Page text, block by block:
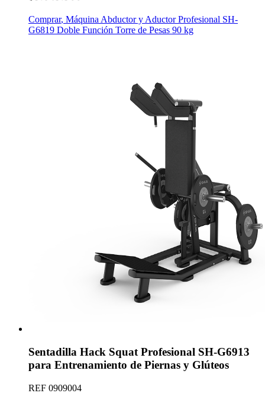
Comprar, Máquina Abductor y Aductor Profesional SH-
G6819 Doble Función Torre de Pesas 90 kg
Sentadilla Hack Squat Profesional SH-G6913
para Entrenamiento de Piernas y Glúteos
REF 0909004